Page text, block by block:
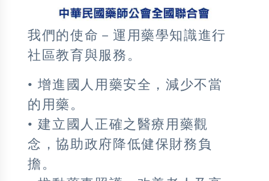
我們的使命－運用藥學知識進行
社區教育與服務。
• 增進國人用藥安全，減少不當
的用藥。
• 建立國人正確之醫療用藥觀
念，協助政府降低健保財務負
擔。